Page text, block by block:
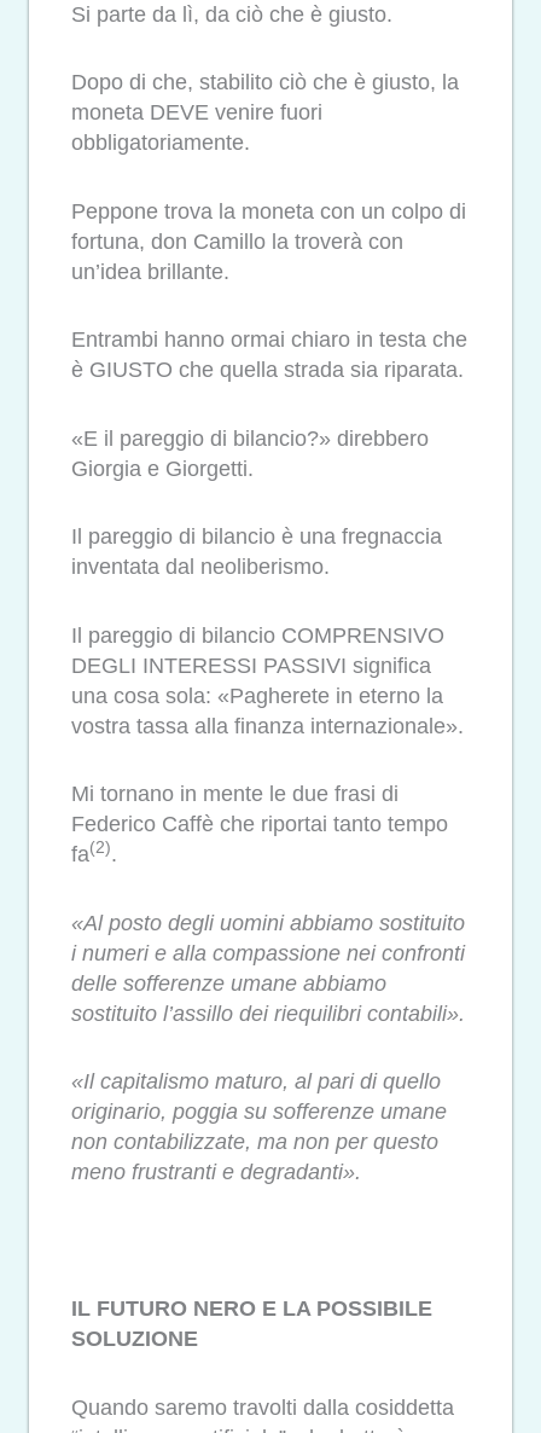
Si parte da lì, da ciò che è giusto.
Dopo di che, stabilito ciò che è giusto, la
moneta DEVE venire fuori
obbligatoriamente.
Peppone trova la moneta con un colpo di
fortuna, don Camillo la troverà con
un’idea brillante.
Entrambi hanno ormai chiaro in testa che
è GIUSTO che quella strada sia riparata.
«E il pareggio di bilancio?» direbbero
Giorgia e Giorgetti.
Il pareggio di bilancio è una fregnaccia
inventata dal neoliberismo.
Il pareggio di bilancio COMPRENSIVO
DEGLI INTERESSI PASSIVI significa
una cosa sola: «Pagherete in eterno la
vostra tassa alla finanza internazionale».
Mi tornano in mente le due frasi di
Federico Caffè che riportai tanto tempo
fa(2).
«Al posto degli uomini abbiamo sostituito
i numeri e alla compassione nei confronti
delle sofferenze umane abbiamo
sostituito l’assillo dei riequilibri contabili».
«Il capitalismo maturo, al pari di quello
originario, poggia su sofferenze umane
non contabilizzate, ma non per questo
meno frustranti e degradanti».
IL FUTURO NERO E LA POSSIBILE
SOLUZIONE
Quando saremo travolti dalla cosiddetta